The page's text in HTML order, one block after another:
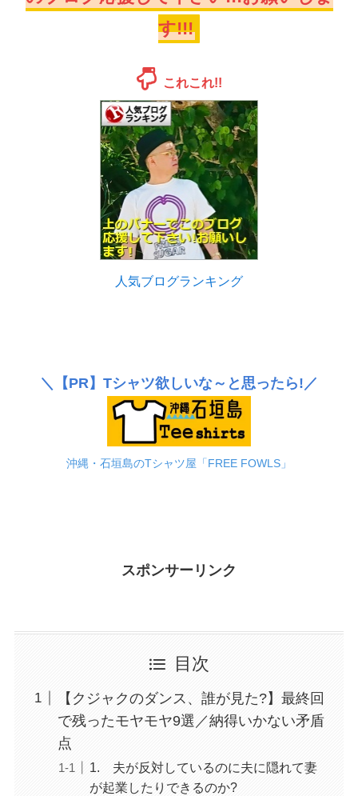
す!!!
これこれ!!
人気ブログランキング
＼ 【PR】 Tシャツ欲しいな～と思ったら!／
沖縄・石垣島のTシャツ屋「FREE FOWLS」
スポンサーリンク
目次
【クジャクのダンス、誰が見た?】最終回
で残ったモヤモヤ9選／納得いかない矛盾
点
1. 夫が反対しているのに夫に隠れて妻
が起業したりできるのか?